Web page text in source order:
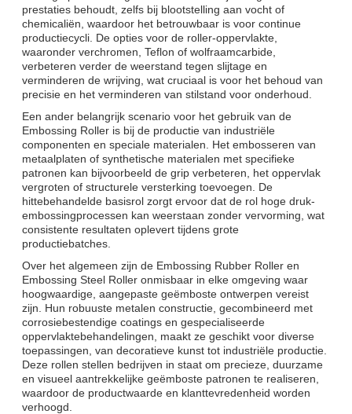
prestaties behoudt, zelfs bij blootstelling aan vocht of
chemicaliën, waardoor het betrouwbaar is voor continue
productiecycli. De opties voor de roller-oppervlakte,
waaronder verchromen, Teflon of wolfraamcarbide,
verbeteren verder de weerstand tegen slijtage en
verminderen de wrijving, wat cruciaal is voor het behoud van
precisie en het verminderen van stilstand voor onderhoud.
Een ander belangrijk scenario voor het gebruik van de
Embossing Roller is bij de productie van industriële
componenten en speciale materialen. Het embosseren van
metaalplaten of synthetische materialen met specifieke
patronen kan bijvoorbeeld de grip verbeteren, het oppervlak
vergroten of structurele versterking toevoegen. De
hittebehandelde basisrol zorgt ervoor dat de rol hoge druk-
embossingprocessen kan weerstaan zonder vervorming, wat
consistente resultaten oplevert tijdens grote
productiebatches.
Over het algemeen zijn de Embossing Rubber Roller en
Embossing Steel Roller onmisbaar in elke omgeving waar
hoogwaardige, aangepaste geëmboste ontwerpen vereist
zijn. Hun robuuste metalen constructie, gecombineerd met
corrosiebestendige coatings en gespecialiseerde
oppervlaktebehandelingen, maakt ze geschikt voor diverse
toepassingen, van decoratieve kunst tot industriële productie.
Deze rollen stellen bedrijven in staat om precieze, duurzame
en visueel aantrekkelijke geëmboste patronen te realiseren,
waardoor de productwaarde en klanttevredenheid worden
verhoogd.